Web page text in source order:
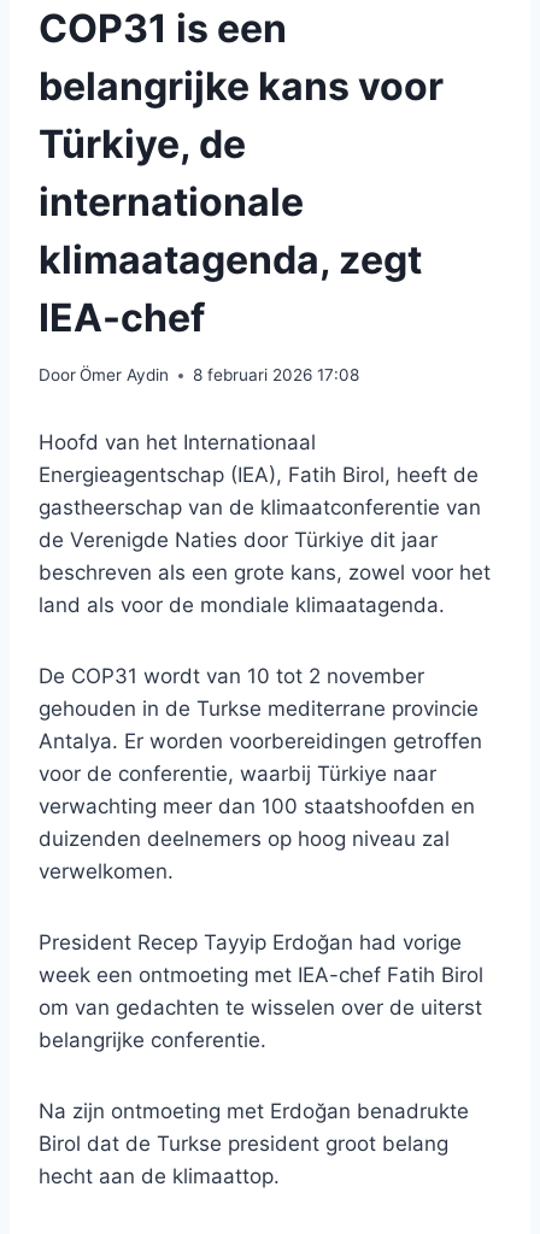
COP31 is een
belangrijke kans voor
Türkiye, de
internationale
klimaatagenda, zegt
IEA-chef
DoorÖmer Aydin 8 februari 2026 17:08
Hoofd van het Internationaal
Energieagentschap (IEA), Fatih Birol, heeft de
gastheerschap van de klimaatconferentie van
de Verenigde Naties door Türkiye dit jaar
beschreven als een grote kans, zowel voor het
land als voor de mondiale klimaatagenda.
De COP31 wordt van 10 tot 2 november
gehouden in de Turkse mediterrane provincie
Antalya. Er worden voorbereidingen getroffen
voor de conferentie, waarbij Türkiye naar
verwachting meer dan 100 staatshoofden en
duizenden deelnemers op hoog niveau zal
verwelkomen.
President Recep Tayyip Erdoğan had vorige
week een ontmoeting met IEA-chef Fatih Birol
om van gedachten te wisselen over de uiterst
belangrijke conferentie.
Na zijn ontmoeting met Erdoğan benadrukte
Birol dat de Turkse president groot belang
hecht aan de klimaattop.